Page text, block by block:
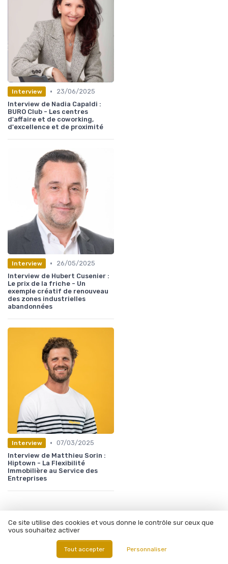
Interview •
23/06/2025
Interview de Nadia Capaldi :
BURO Club - Les centres
d'affaire et de coworking,
d'excellence et de proximité
Interview •
26/05/2025
Interview de Hubert Cusenier :
Le prix de la friche - Un
exemple créatif de renouveau
des zones industrielles
abandonnées
Interview • 07/03/2025
Interview de Matthieu Sorin :
Hiptown - La Flexibilité
Immobilière au Service des
Entreprises
Les articles par date
Ce site utilise des cookies et vous donne le contrôle sur ceux que
vous souhaitez activer
Tout accepter Personnaliser